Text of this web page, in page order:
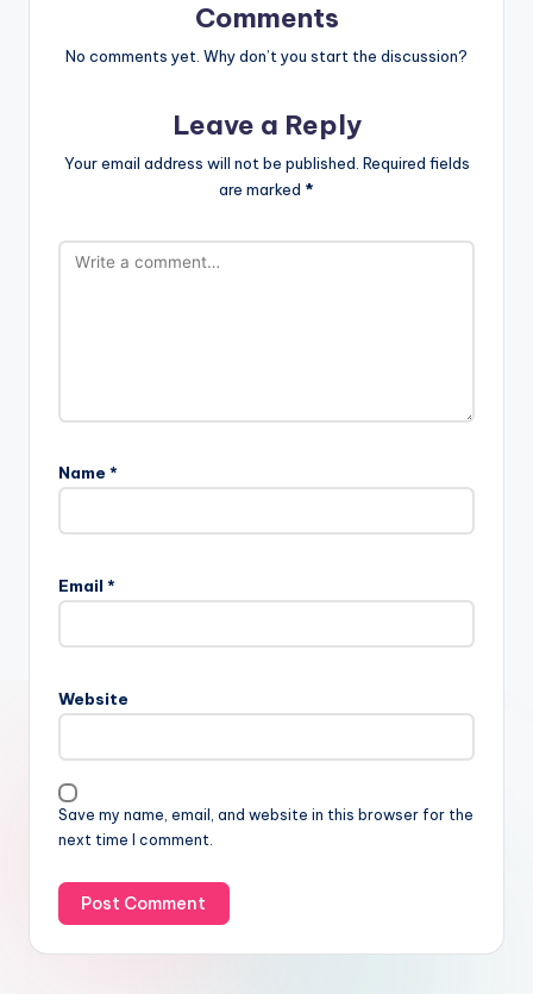
Comments
No comments yet. Why don’t you start the discussion?
Leave a Reply
Your email address will not be published. Required fields
are marked *
Name *
Email *
Website
Save my name, email, and website in this browser for the
next time I comment.